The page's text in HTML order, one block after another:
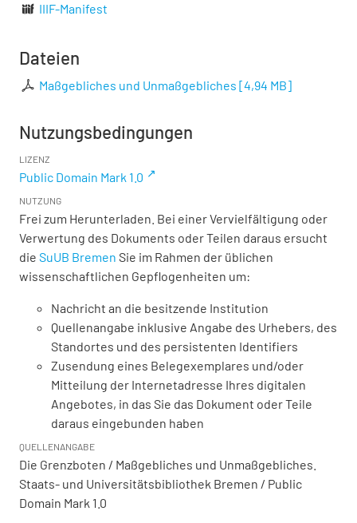
IIIF-Manifest
Dateien
Maßgebliches und Unmaßgebliches [4,94 MB]
Nutzungsbedingungen
LIZENZ
Public Domain Mark 1.0
NUTZUNG
Frei zum Herunterladen. Bei einer Vervielfältigung oder
Verwertung des Dokuments oder Teilen daraus ersucht
die SuUB Bremen Sie im Rahmen der üblichen
wissenschaftlichen Gepflogenheiten um:
Nachricht an die besitzende Institution
Quellenangabe inklusive Angabe des Urhebers, des
Standortes und des persistenten Identifiers
Zusendung eines Belegexemplares und/oder
Mitteilung der Internetadresse Ihres digitalen
Angebotes, in das Sie das Dokument oder Teile
daraus eingebunden haben
QUELLENANGABE
Die Grenzboten / Maßgebliches und Unmaßgebliches.
Staats- und Universitätsbibliothek Bremen / Public
Domain Mark 1.0